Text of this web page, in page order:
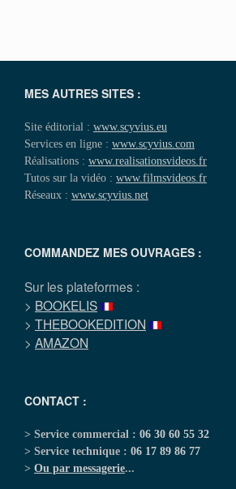
MES AUTRES SITES :
Site éditorial : www.scyvius.eu
Services en ligne : www.scyvius.com
Réalisations : www.realisationsvideos.fr
Tutos sur la vidéo : www.filmsvideos.fr
Réseaux : www.scyvius.net
COMMANDEZ MES OUVRAGES :
Sur les plateformes :
> BOOKELIS
> THEBOOKEDITION
> AMAZON
CONTACT :
> Service commercial : 06 30 60 55 32
> Service technique : 06 17 89 86 77
> Ou par messagerie...